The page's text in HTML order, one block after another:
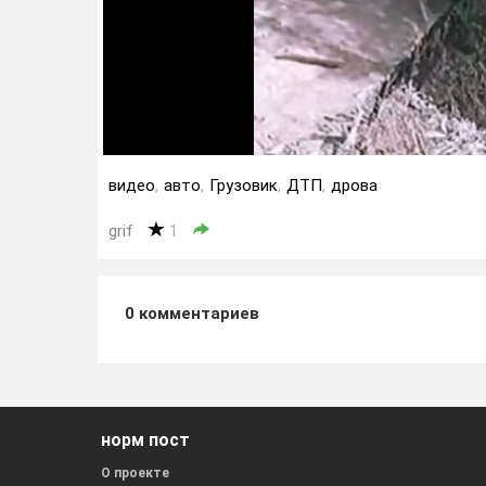
видео, авто, Грузовик, ДТП, дрова
grif 1
0 комментариев
норм пост
О проекте